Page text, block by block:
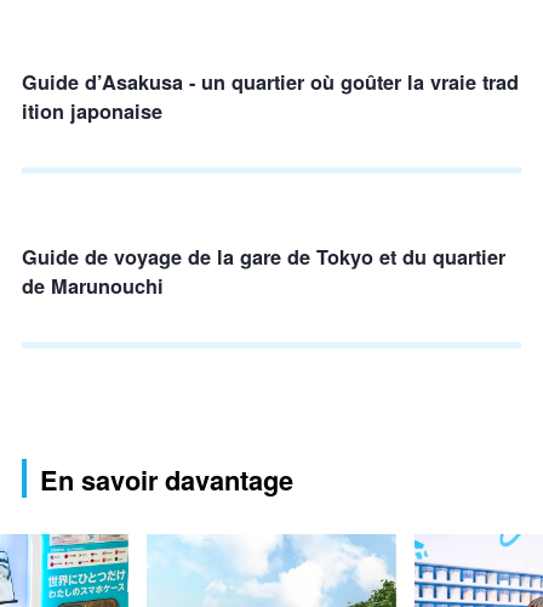
Guide d’Asakusa - un quartier où goûter la vraie trad
ition japonaise
Guide de voyage de la gare de Tokyo et du quartier
de Marunouchi
En savoir davantage